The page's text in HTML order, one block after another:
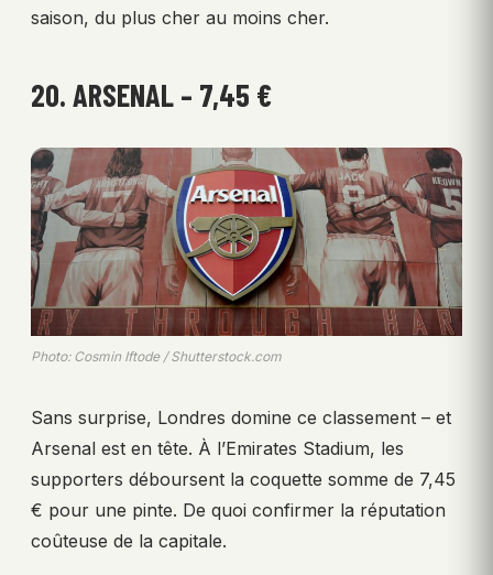
saison, du plus cher au moins cher.
20. ARSENAL – 7,45 €
Photo: Cosmin Iftode / Shutterstock.com
Sans surprise, Londres domine ce classement – et
Arsenal est en tête. À l’Emirates Stadium, les
supporters déboursent la coquette somme de 7,45
€ pour une pinte. De quoi confirmer la réputation
coûteuse de la capitale.